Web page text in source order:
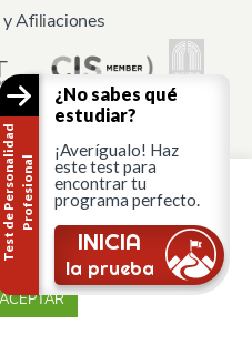
Afiliaciones
para:
familia
los derechos reservados.
web para ofrecerle la
sus preferencias y
"Aceptar", consiente el uso
ACEPTAR
T
e
s
t
d
e
P
e
r
s
o
n
al
i
d
a
d
P
r
o
f
e
s
i
o
n
al
¿No sabes qué
estudiar?
¡Averígualo! Haz
este test para
encontrar tu
programa perfecto.
INICIA
la prueba